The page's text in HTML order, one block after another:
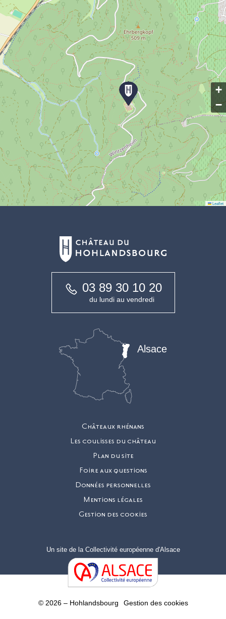
+
−
Leaflet
03 89 30 10 20
du lundi au vendredi
Châteaux rhénans
Les coulisses du château
Plan du site
Foire aux questions
Données personnelles
Mentions légales
Gestion des cookies
Alsace
Un site de la Collectivité européenne d'Alsace
© 2026 – Hohlandsbourg Gestion des cookies